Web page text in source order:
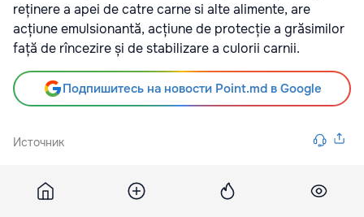
reținere a apei de catre carne si alte alimente, are
acțiune emulsionantă, acțiune de protecție a grăsimilor
față de rîncezire și de stabilizare a culorii carnii.
Подпишитесь на новости Point.md в Google
Источник